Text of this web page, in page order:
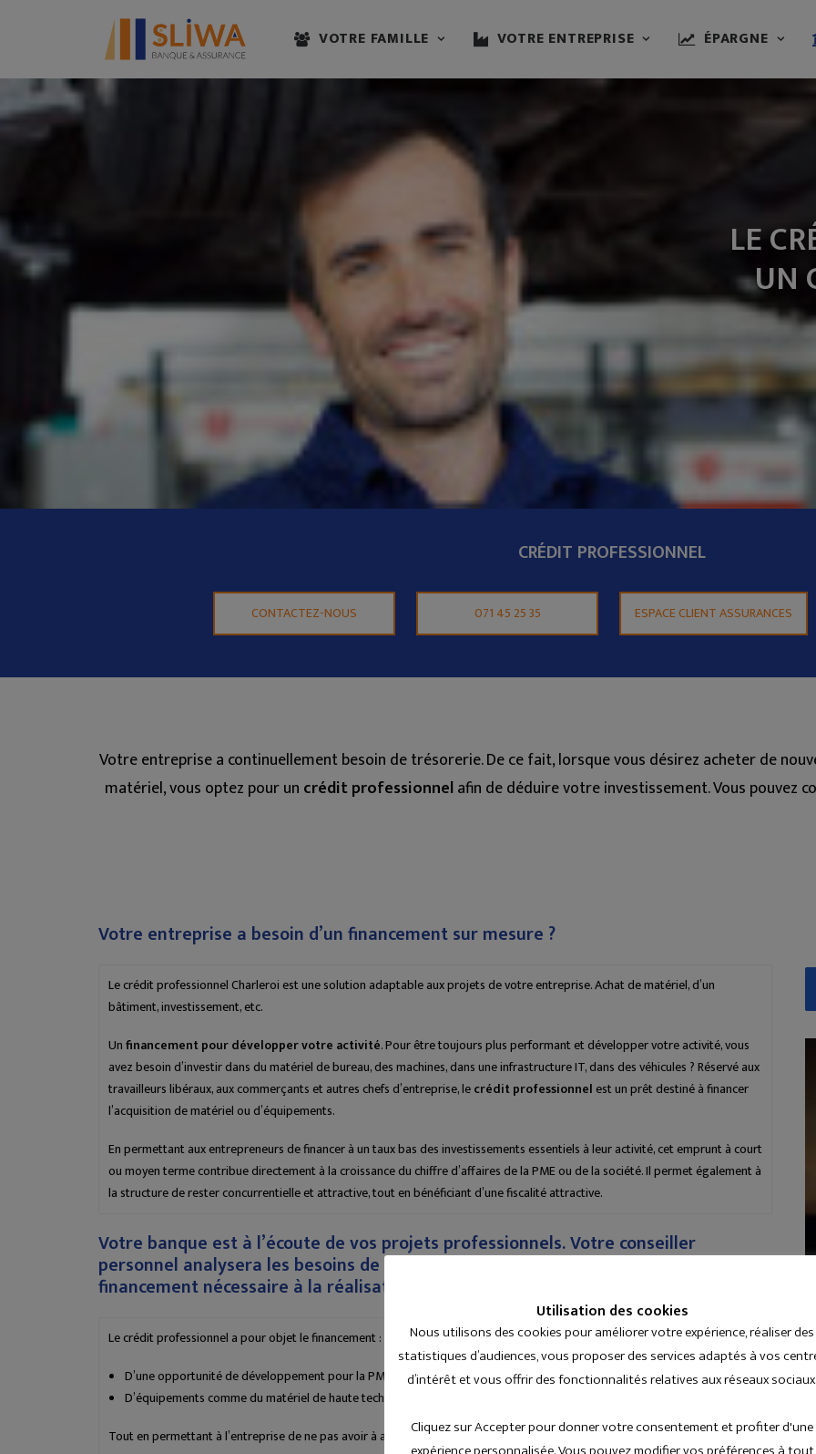
VOTRE FAMILLE VOTRE ENTREPRISE ÉPARGNE
LE
UN
CRÉDIT PROFESSIONNEL
CONTACTEZ-NOUS 071 45 25 35 ESPACE CLIENT ASSURANCES
Votre entreprise a continuellement besoin de trésorerie. De ce fait, lorsque vous désirez acheter de
matériel, vous optez pour un crédit professionnelafin de déduire votre investissement. Vous pouvez
Votre entreprise a besoin d’un financement sur mesure ?
Le crédit professionnel Charleroi est une solution adaptable aux projets de votre entreprise. Achat de matériel, d’un
bâtiment, investissement, etc.
Unfinancement pour développer votre activité. Pour être toujours plus performant et développer votre activité, vous
avez besoin d’investir dans du matériel de bureau, des machines, dans une infrastructure IT, dans des véhicules ? Réservé aux
travailleurs libéraux, aux commerçants et autres chefs d’entreprise, lecrédit professionnelest un prêt destiné à financer
l’acquisition de matériel ou d’équipements.
En permettant aux entrepreneurs de financer à un taux bas des investissements essentiels à leur activité, cet emprunt à court
ou moyen terme contribue directement à la croissance du chiffre d’affaires de la PME ou de la société. Il permet également à
la structure de rester concurrentielle et attractive, tout en bénéficiant d’une fiscalité attractive.
Votre banque est à l’écoute de vos projets professionnels. Votre conseiller
personnel analysera les besoins de votre entreprise afin de vous fournir le
financement nécessaire à la réalisation de vos objectifs !
Le crédit professionnel a pour objet le financement :
D’une opportunité de développement pour la PME ou l’entreprise, comme l’acquisition d’un fichier clients.
D’équipements comme du matériel de haute technologie, des solutions de stockage ou une chaîne de production.
Tout en permettant à l’entreprise de ne pas avoir à attendre pour financer un besoin, il présente bien des avantages :
Utilisation des cookies
Nous utilisons des cookies pour améliorer votre expérience, réaliser des
statistiques d’audiences, vous proposer des services adaptés à vos
d’intérêt et vous offrir des fonctionnalités relatives aux réseaux sociaux.
Cliquez sur Accepter pour donner votre consentement et profiter d'une